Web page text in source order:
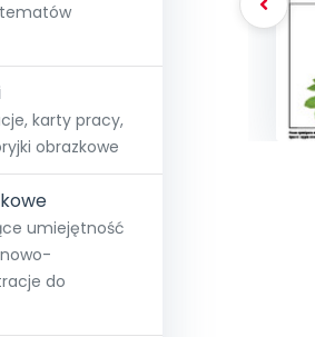
Strefy,
Akademia
7 dni
∞Pakiet
Pełen
wpis
karty pracy,
obrazkowe
umiejętność
do